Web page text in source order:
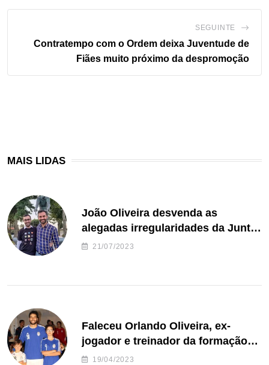
SEGUINTE
Contratempo com o Ordem deixa Juventude de
Fiães muito próximo da despromoção
MAIS LIDAS
João Oliveira desvenda as
alegadas irregularidades da Junta
de Freguesia S. João de Ver
21/07/2023
Faleceu Orlando Oliveira, ex-
jogador e treinador da formação
de andebol do Feirense
19/04/2023